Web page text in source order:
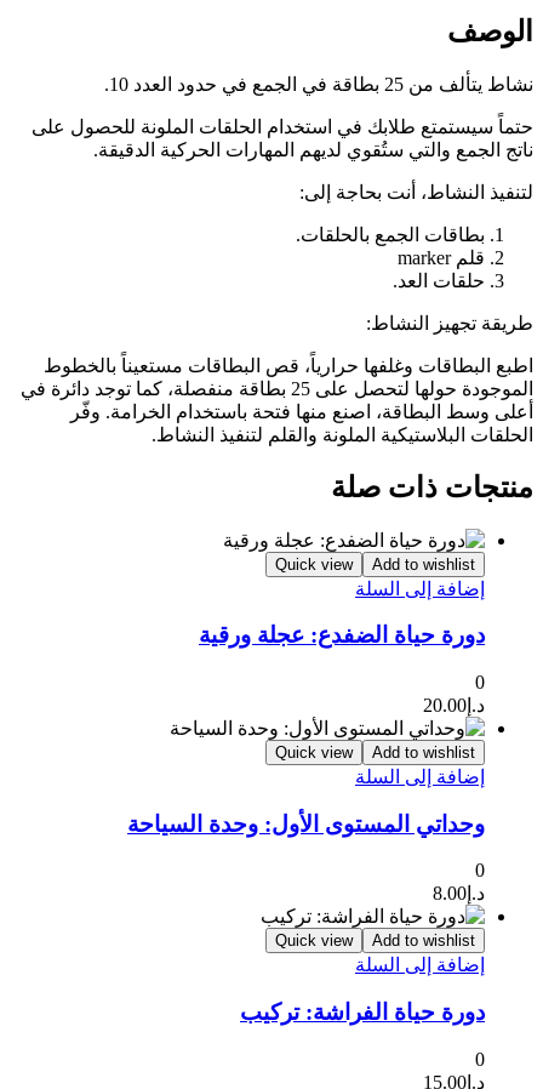
الوصف
نشاط يتألف من 25 بطاقة في الجمع في حدود العدد 10.
حتماً سيستمتع طلابك في استخدام الحلقات الملونة للحصول على
ناتج الجمع والتي ستُقوي لديهم المهارات الحركية الدقيقة.
لتنفيذ النشاط، أنت بحاجة إلى:
بطاقات الجمع بالحلقات.
قلم marker
حلقات العد.
طريقة تجهيز النشاط:
اطبع البطاقات وغلفها حرارياً، قص البطاقات مستعيناً بالخطوط
الموجودة حولها لتحصل على 25 بطاقة منفصلة، كما توجد دائرة في
أعلى وسط البطاقة، اصنع منها فتحة باستخدام الخرامة. وفّر
الحلقات البلاستيكية الملونة والقلم لتنفيذ النشاط.
منتجات ذات صلة
Add to wishlist
Quick view
إضافة إلى السلة
دورة حياة الضفدع: عجلة ورقية
0
د.إ 20.00
Add to wishlist
Quick view
إضافة إلى السلة
وحداتي المستوى الأول: وحدة السياحة
0
د.إ 8.00
Add to wishlist
Quick view
إضافة إلى السلة
دورة حياة الفراشة: تركيب
0
د.إ 15.00